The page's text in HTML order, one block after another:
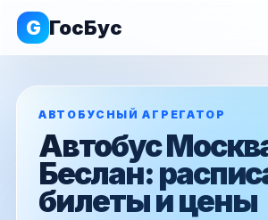
G ГосБус
АВТОБУСНЫЙ АГРЕГАТОР
Автобус
Беслан:
билеты и цены